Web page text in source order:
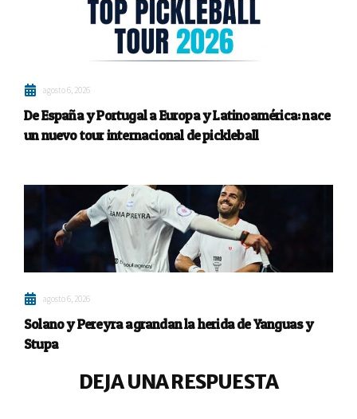
agosto 6, 2026
De España y Portugal a Europa y Latinoamérica: nace
un nuevo tour internacional de pickleball
agosto 6, 2026
Solano y Pereyra agrandan la herida de Yanguas y
Stupa
DEJA UNA RESPUESTA